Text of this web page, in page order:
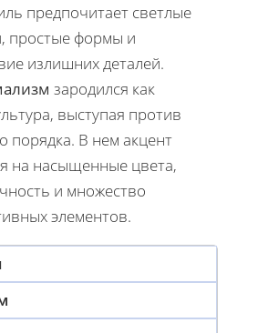
предпочитает светлые
простые формы и
излишних деталей.
зародился как
выступая против
порядка. В нем акцент
на насыщенные цвета,
и множество
элементов.